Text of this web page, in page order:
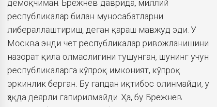
демоқчиман. Брежнев даврида, миллий
республикалар билан муносабатларни
либераллаштириш, деган қараш мавжуд эди. У
Москва энди чет республикалар ривожланишини
назорат қила олмаслигини тушунган, шунинг учун
республикаларга кўпроқ имконият, кўпроқ
эркинлик берган. Бу гапдан иқтибос олинмайди, у
ҳақда деярли гапирилмайди. Ҳа, бу Брежнев